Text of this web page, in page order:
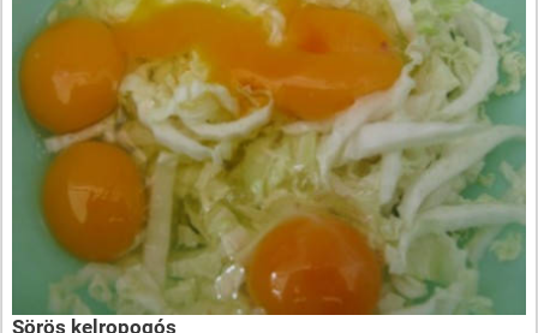
Sörös kelropogós